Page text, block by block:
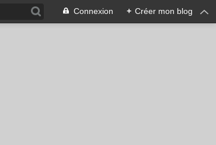
Connexion + Créer mon blog